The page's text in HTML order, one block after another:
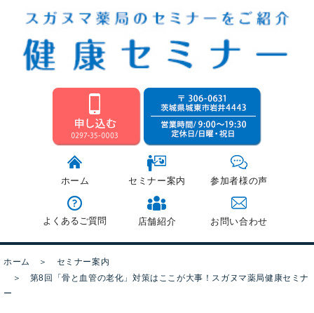
ホーム セミナー案内 参加者様の声
よくあるご質問 店舗紹介 お問い合わせ
ホーム ＞ セミナー案内
＞ 第8回「骨と血管の老化」対策はここが大事！スガヌマ薬局健康セミナ
ー